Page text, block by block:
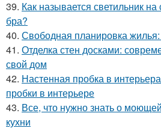
39. Как называется светильник
бра?
40. Свободная планировка
41. Отделка стен досками:
свой дом
42. Настенная пробка в
пробки в интерьере
43. Все, что нужно знать о
кухни